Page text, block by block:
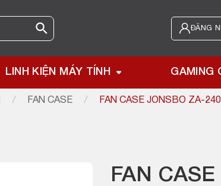
ĐĂNG
LINH KIỆN MÁY TÍNH GAMING
/ FAN CASE /
FAN CASE JONSBO ZA-
FAN